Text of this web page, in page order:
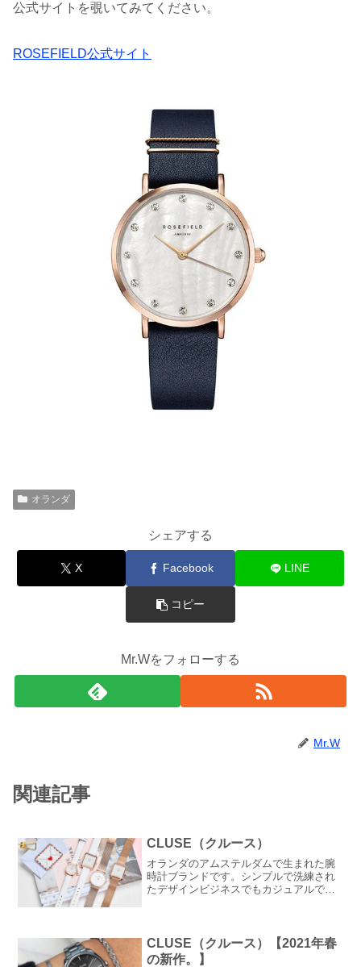
公式サイトを覗いてみてください。
ROSEFIELD公式サイト
オランダ
シェアする
X Facebook LINE
コピー
Mr.Wをフォローする
Mr.W
関連記事
CLUSE（クルース）
オランダのアムステルダムで生まれた腕
時計ブランドです。シンプルで洗練され
たデザインビジネスでもカジュアルでも
ブランドです。
CLUSE（クルース）【2021年春
の新作。】